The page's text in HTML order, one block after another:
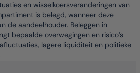
en wisselkoersveranderingen van
is belegd, wanneer deze
de aandeelhouder. Beleggen in
bepaalde overwegingen en risico’s
lagere liquiditeit en politieke